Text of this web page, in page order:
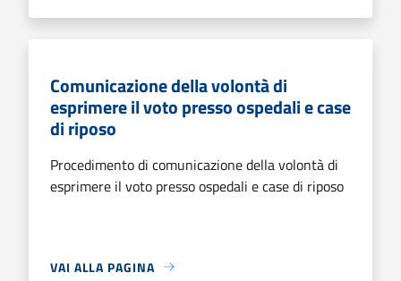
Comunicazione della volontà di
esprimere il voto presso ospedali e case
di riposo
Procedimento di comunicazione della volontà di
esprimere il voto presso ospedali e case di riposo
VAI ALLA PAGINA